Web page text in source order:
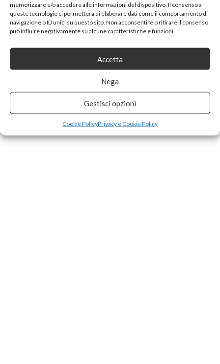
memorizzare e/o accedere alle informazioni del dispositivo. Il consenso a
queste tecnologie ci permetterà di elaborare dati come il comportamento di
navigazione o ID unici su questo sito. Non acconsentire o ritirare il consenso
può influire negativamente su alcune caratteristiche e funzioni.
Accetta
Nega
Gestisci opzioni
Cookie PolicyPrivacy e Cookie Policy